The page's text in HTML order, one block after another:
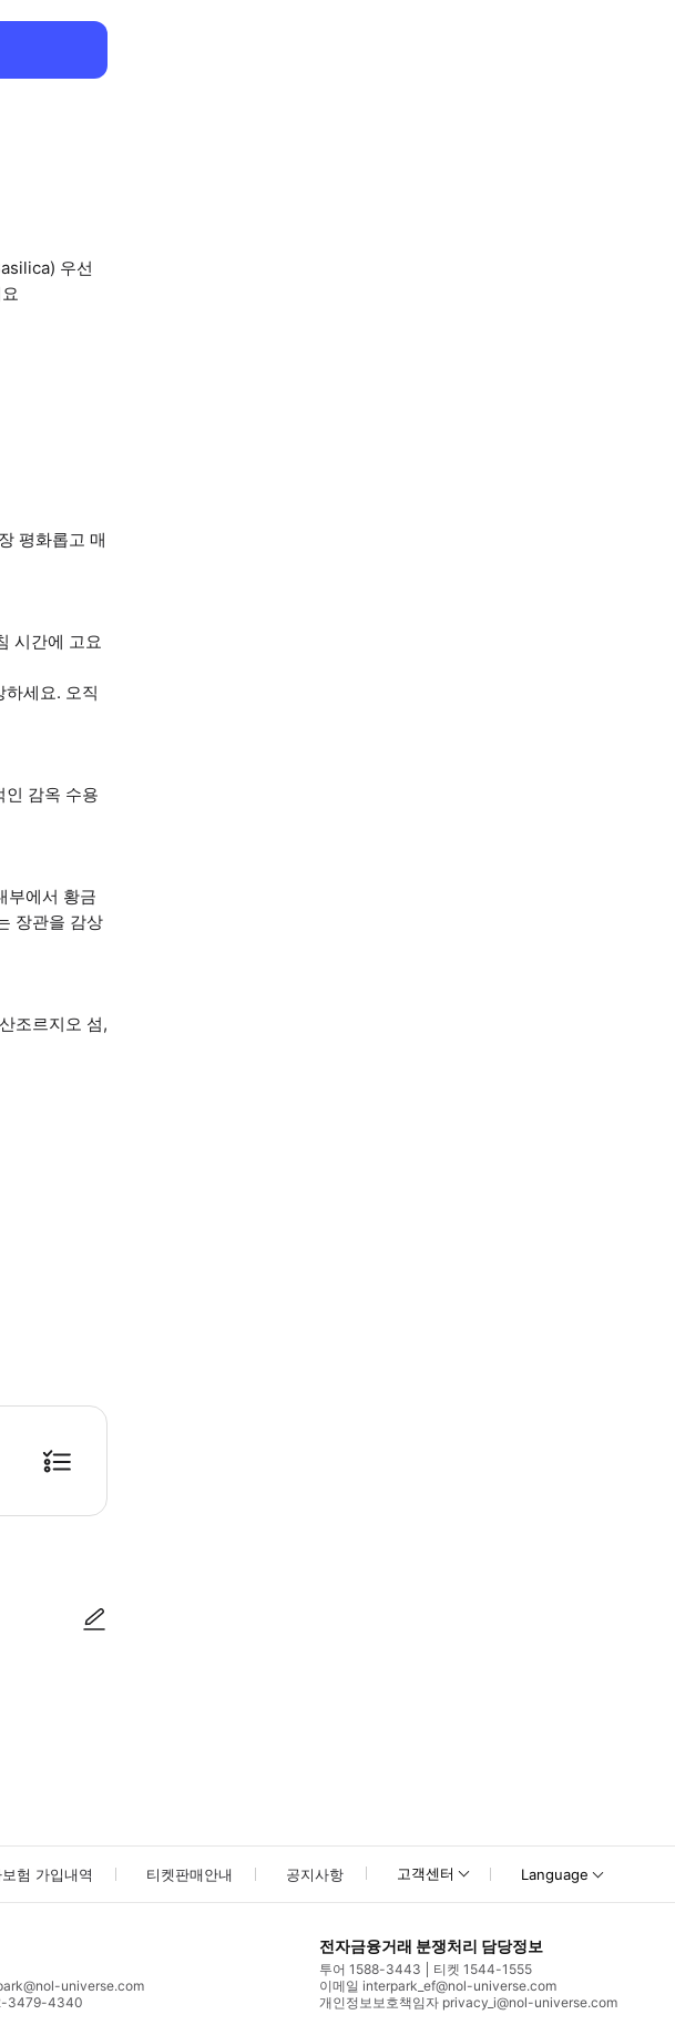
우선
평화롭고 매
시간에 고요
세요. 오직
인 감옥 수용
부에서 황금
장관을 감상
조르지오 섬,
장할 수 있습니다. * 소요시간 : 150분 (옵션에 따라 소요 시간이 다를 수 있으니, 예약 시 확인 부탁드
험 가입내역 티켓판매안내 공지사항 고객센터 Language
universe.com
3479-4340
전자금융거래 분쟁처리 담당정보
투어 1588-3443
티켓 1544-1555
이메일 interpark_ef@nol-universe.com
개인정보보호책임자 privacy_i@nol-universe.com